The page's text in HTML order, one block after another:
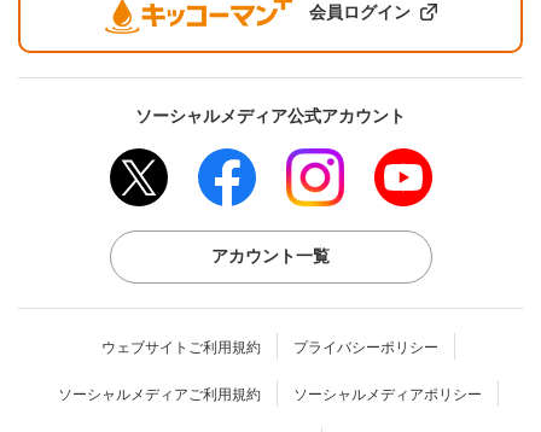
会員ログイン
ソーシャルメディア公式アカウント
アカウント一覧
ウェブサイトご利用規約 プライバシーポリシー
ソーシャルメディアご利用規約 ソーシャルメディアポリシー